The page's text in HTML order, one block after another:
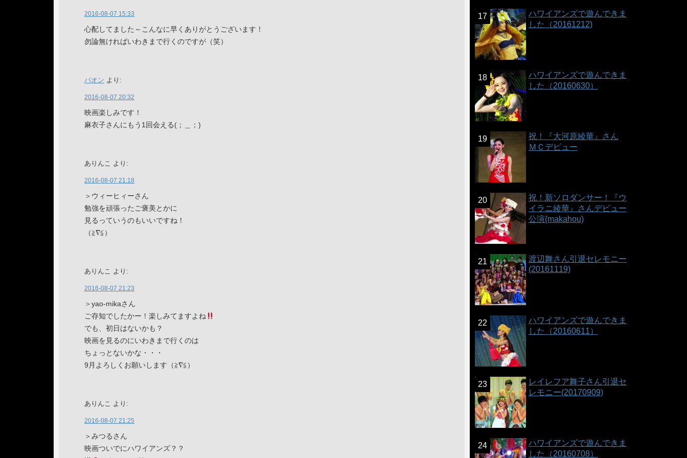
2016-08-07 15:33
心配してました～こんなに早くありがとうございます！
勿論無ければいわきまで行くのですが（笑）
パオン より:
2016-08-07 20:32
映画楽しみです！
麻衣子さんにもう1回会える(；＿；)
ありんこ より:
2016-08-07 21:18
＞ウィーヒィーさん
勉強を頑張ったご褒美とかに
見るっていうのもいいですね！
（≧∇≦）
ありんこ より:
2016-08-07 21:23
＞yao-mikaさん
ご存知でしたかー！楽しみてますよね
でも、初日はないかも？
映画を見るのにいわきまで行くのは
ちょっとないかな・・・
9月よろしくお願いします（≧∇≦）
ありんこ より:
2016-08-07 21:25
＞みつるさん
映画ついでにハワイアンズ？？
ハワイアンズで遊んできま
した（20161212)
ハワイアンズで遊んできま
した（20160630）
祝！『大河原綾華』さん
ＭＣデビュー
祝！新ソロダンサー！『ウ
イラニ綾華』さんデビュー
公演(makahou)
渡辺舞さん引退セレモニー
(20161119)
ハワイアンズで遊んできま
した（20160611）
レイレフア舞子さん引退セ
レモニー(20170909)
ハワイアンズで遊んできま
した（20160708）